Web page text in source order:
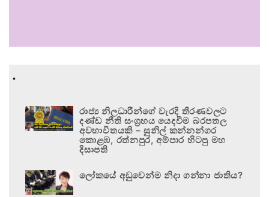
.
රාජ්‍ය නිලධාරීන්ගේ වැරදි තීරණවලට
දණ්ඩ නීති සංග්‍රහය යෙදවීම බරපතල
අවභාවිතයකි – සුනිල් කන්නන්ගර
කොළඹ, රත්නපුර, අම්පාර හිටපු මහ
දිසාපති
ලෝකයේ අඩුවෙන්ම නිදා ගන්නා ජාතිය?